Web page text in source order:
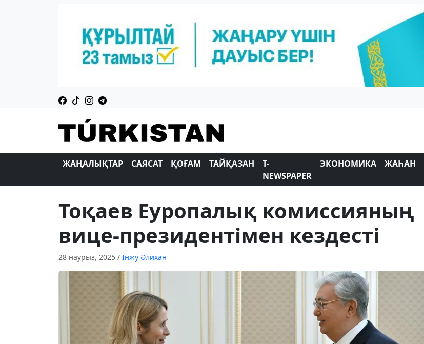
ЖАҢАЛЫҚТАР САЯСАТ ҚОҒАМ ТАЙҚАЗАН
T-
NEWSPAPER
ЭКОНОМИКА ЖАҺАН
Тоқаев Еуропалық комиссияның
вице-президентімен кездесті
28 наурыз, 2025 / Інжу Әлихан